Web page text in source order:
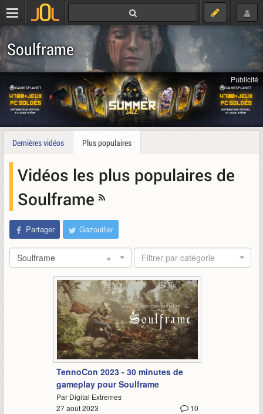
Soulframe
Publicité
Dernières vidéos Plus populaires
Vidéos les plus populaires de
Soulframe
Partager Gazouiller
×
Soulframe Filtrer par catégorie
31:45
TennoCon 2023 - 30 minutes de
gameplay pour Soulframe
Par Digital Extremes
10
27 août 2023